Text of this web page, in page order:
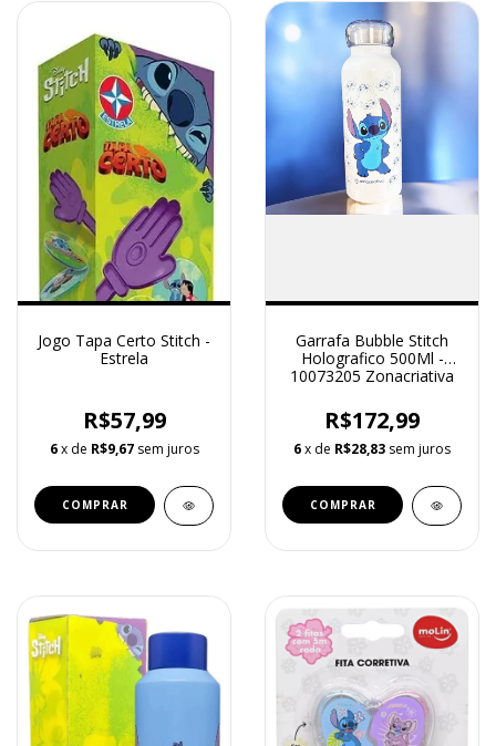
Jogo Tapa Certo Stitch -
Estrela
R$57,99
6 x de R$9,67 sem juros
Garrafa Bubble Stitch
Holografico 500Ml -
10073205 Zonacriativa
R$172,99
6x de R$28,83 sem juros